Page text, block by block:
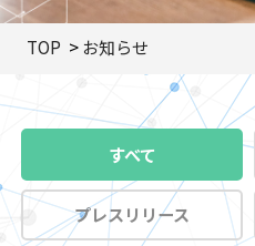
TOP お知らせ
すべて
プレスリリース